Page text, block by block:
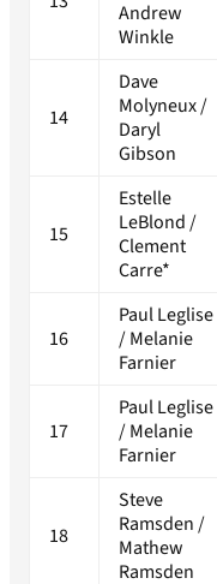
Andrew
Winkle
14
Dave
Molyneux /
Daryl
Gibson
15
Estelle
LeBlond /
Clement
Carre*
16
Paul Leglise
/ Melanie
Farnier
17
Paul Leglise
/ Melanie
Farnier
18
Steve
Ramsden /
Mathew
Ramsden